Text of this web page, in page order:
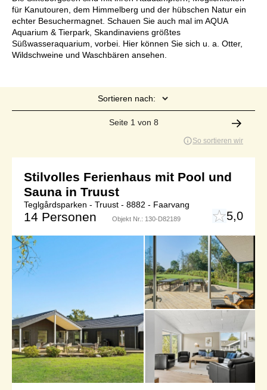
für Kanutouren, dem Himmelberg und der hübschen Natur ein
echter Besuchermagnet. Schauen Sie auch mal im AQUA
Aquarium & Tierpark, Skandinaviens größtes
Süßwasseraquarium, vorbei. Hier können Sie sich u. a. Otter,
Wildschweine und Waschbären ansehen.
Sortieren nach:
Seite 1 von 8
So sortieren wir
Stilvolles Ferienhaus mit Pool und
Sauna in Truust
Teglgårdsparken - Truust - 8882 - Faarvang
14 Personen Objekt Nr.: 130-D82189 5,0